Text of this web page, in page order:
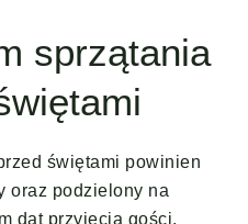
sprzątania
świętami powinien
oraz podzielony na
dat przyjęcia gości.